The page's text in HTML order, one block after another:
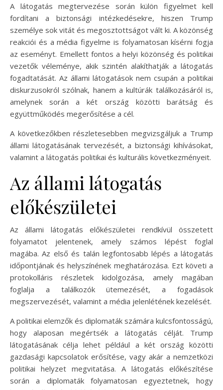
A látogatás megtervezése során külön figyelmet kell
fordítani a biztonsági intézkedésekre, hiszen Trump
személye sok vitát és megosztottságot vált ki. A közönség
reakciói és a média figyelme is folyamatosan kísérni fogja
az eseményt. Emellett fontos a helyi közönség és politikai
vezetők véleménye, akik szintén alakíthatják a látogatás
fogadtatását. Az állami látogatások nem csupán a politikai
diskurzusokról szólnak, hanem a kultúrák találkozásáról is,
amelynek során a két ország közötti barátság és
együttműködés megerősítése a cél.
A következőkben részletesebben megvizsgáljuk a Trump
állami látogatásának tervezését, a biztonsági kihívásokat,
valamint a látogatás politikai és kulturális következményeit.
Az állami látogatás
előkészületei
Az állami látogatás előkészületei rendkívül összetett
folyamatot jelentenek, amely számos lépést foglal
magába. Az első és talán legfontosabb lépés a látogatás
időpontjának és helyszínének meghatározása. Ezt követi a
protokolláris részletek kidolgozása, amely magában
foglalja a találkozók ütemezését, a fogadások
megszervezését, valamint a média jelenlétének kezelését.
A politikai elemzők és diplomaták számára kulcsfontosságú,
hogy alaposan megértsék a látogatás célját. Trump
látogatásának célja lehet például a két ország közötti
gazdasági kapcsolatok erősítése, vagy akár a nemzetközi
politikai helyzet megvitatása. A látogatás előkészítése
során a diplomaták folyamatosan egyeztetnek, hogy